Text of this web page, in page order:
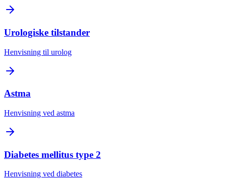
Urologiske tilstander
Henvisning til urolog
Astma
Henvisning ved astma
Diabetes mellitus type 2
Henvisning ved diabetes